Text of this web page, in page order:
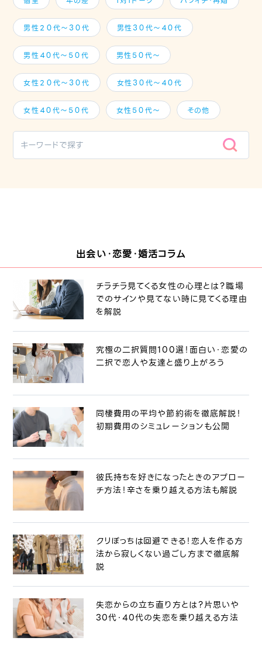
男性２０代～３０代 男性３０代～４０代
男性４０代～５０代 男性５０代～
女性２０代～３０代 女性３０代～４０代
女性４０代～５０代 女性５０代～ その他
出会い・恋愛・婚活コラム
チラチラ見てくる女性の心理とは？職場
でのサインや見てない時に見てくる理由
を解説
究極の二択質問100選！面白い・恋愛の
二択で恋人や友達と盛り上がろう
同棲費用の平均や節約術を徹底解説！
初期費用のシミュレーションも公開
彼氏持ちを好きになったときのアプロー
チ方法！辛さを乗り越える方法も解説
クリぼっちは回避できる！恋人を作る方
法から寂しくない過ごし方まで徹底解
説
失恋からの立ち直り方とは？片思いや
30代・40代の失恋を乗り越える方法